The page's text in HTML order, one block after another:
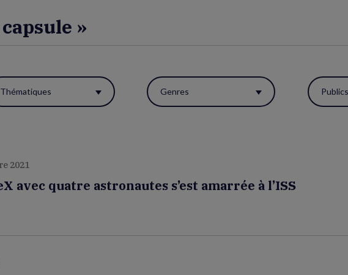
»
Thématiques Genres Publics
2021
avec quatre astronautes s’est amarrée à l’ISS